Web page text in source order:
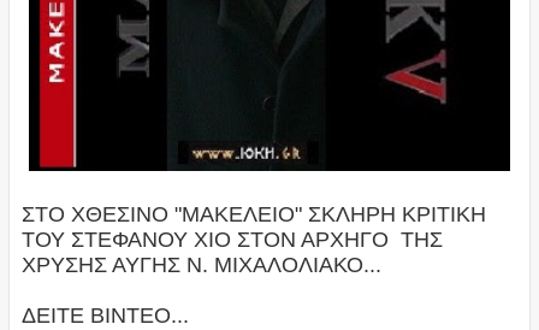
ΣΤΟ ΧΘΕΣΙΝΟ "ΜΑΚΕΛΕΙΟ" ΣΚΛΗΡΗ ΚΡΙΤΙΚΗ
ΤΟΥ ΣΤΕΦΑΝΟΥ ΧΙΟ ΣΤΟΝ ΑΡΧΗΓΟ ΤΗΣ
ΧΡΥΣΗΣ ΑΥΓΗΣ Ν. ΜΙΧΑΛΟΛΙΑΚΟ...
ΔΕΙΤΕ ΒΙΝΤΕΟ...